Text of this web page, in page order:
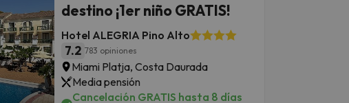
destino ¡1er niño GRATIS!
Hotel ALEGRIA Pino Alto
7.2 783 opiniones
Miami Platja, Costa Daurada
Media pensión
Cancelación GRATIS hasta 8 días